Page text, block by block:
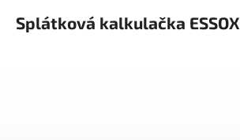
Splátková kalkulačka ESSOX